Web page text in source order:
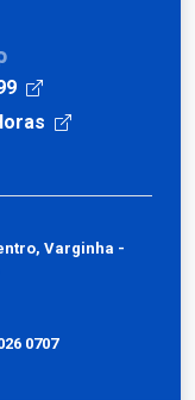
Varginha -
0707